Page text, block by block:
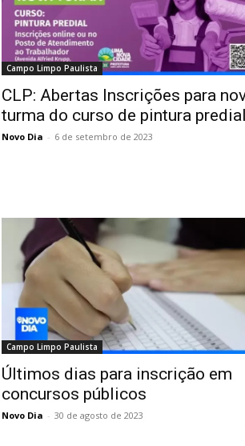
Campo Limpo Paulista
CLP: Abertas Inscrições para
turma do curso de pintura predial
Novo Dia - 6 de setembro de 2023
Campo Limpo Paulista
Últimos dias para inscrição em
concursos públicos
Novo Dia - 30 de agosto de 2023